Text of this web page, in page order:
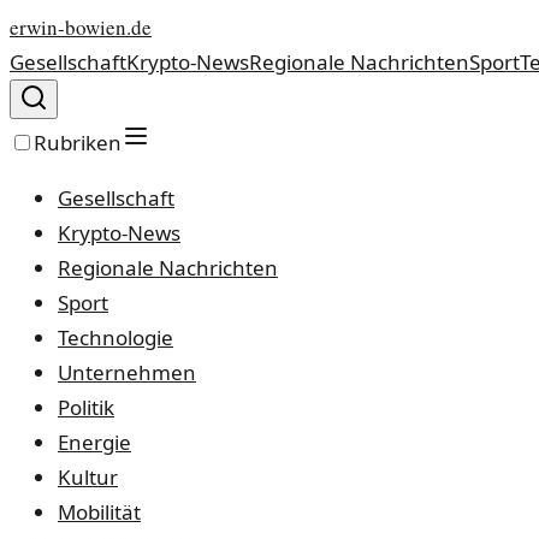
erwin-bowien.de
GesellschaftKrypto-NewsRegionale NachrichtenSport
Rubriken
Gesellschaft
Krypto-News
Regionale Nachrichten
Sport
Technologie
Unternehmen
Politik
Energie
Kultur
Mobilität